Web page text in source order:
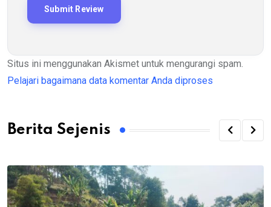
Situs ini menggunakan Akismet untuk mengurangi spam.
Pelajari bagaimana data komentar Anda diproses
Berita Sejenis